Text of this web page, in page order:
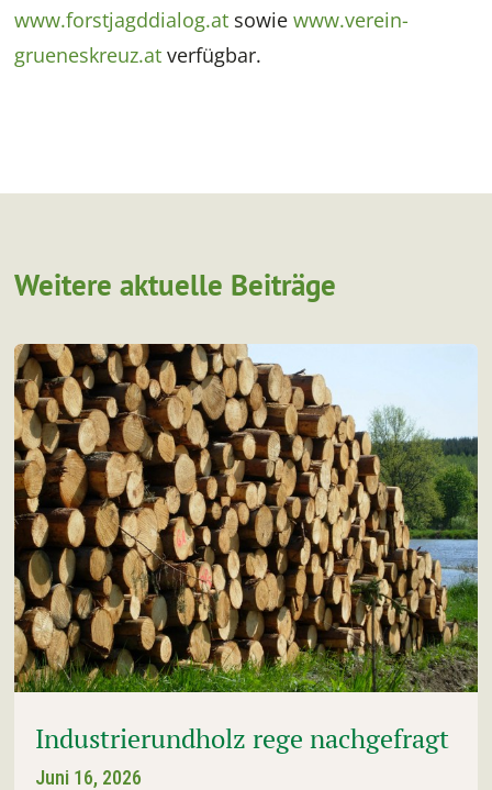
www.forstjagddialog.at sowiewww.verein-
grueneskreuz.at verfügbar.
Weitere aktuelle Beiträge
Industrierundholz rege nachgefragt
Juni 16, 2026